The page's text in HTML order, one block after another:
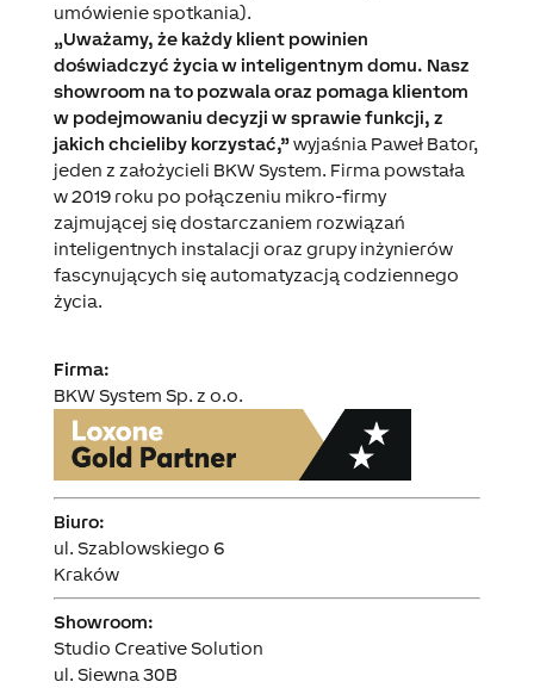
umówienie spotkania).
„Uważamy, że każdy klient powinien
doświadczyć życia w inteligentnym domu. Nasz
showroom na to pozwala oraz pomaga klientom
w podejmowaniu decyzji w sprawie funkcji, z
jakich chcieliby korzystać,”wyjaśnia Paweł Bator,
jeden z założycieli BKW System. Firma powstała
w 2019 roku po połączeniu mikro-firmy
zajmującej się dostarczaniem rozwiązań
inteligentnych instalacji oraz grupy inżynierów
fascynujących się automatyzacją codziennego
życia.
Firma:
BKW System Sp. z o.o.
Biuro:
ul. Szablowskiego 6
Kraków
Showroom:
Studio Creative Solution
ul. Siewna 30B